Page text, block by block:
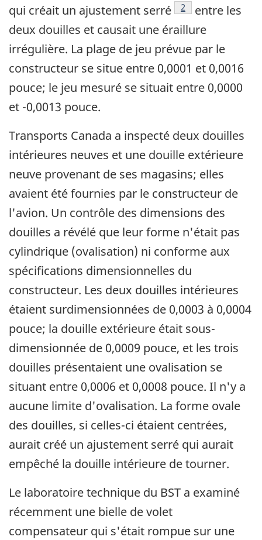
qui créait un ajustement serré
Note de bas de
2
entre les
deux douilles et causait une éraillure
irrégulière. La plage de jeu prévue par le
constructeur se situe entre 0,0001 et 0,0016
pouce; le jeu mesuré se situait entre 0,0000
et -0,0013 pouce.
Transports Canada a inspecté deux douilles
intérieures neuves et une douille extérieure
neuve provenant de ses magasins; elles
avaient été fournies par le constructeur de
l'avion. Un contrôle des dimensions des
douilles a révélé que leur forme n'était pas
cylindrique (ovalisation) ni conforme aux
spécifications dimensionnelles du
constructeur. Les deux douilles intérieures
étaient surdimensionnées de 0,0003 à 0,0004
pouce; la douille extérieure était sous-
dimensionnée de 0,0009 pouce, et les trois
douilles présentaient une ovalisation se
situant entre 0,0006 et 0,0008 pouce. Il n'y a
aucune limite d'ovalisation. La forme ovale
des douilles, si celles-ci étaient centrées,
aurait créé un ajustement serré qui aurait
empêché la douille intérieure de tourner.
Le laboratoire technique du BST a examiné
récemment une bielle de volet
compensateur qui s'était rompue sur une